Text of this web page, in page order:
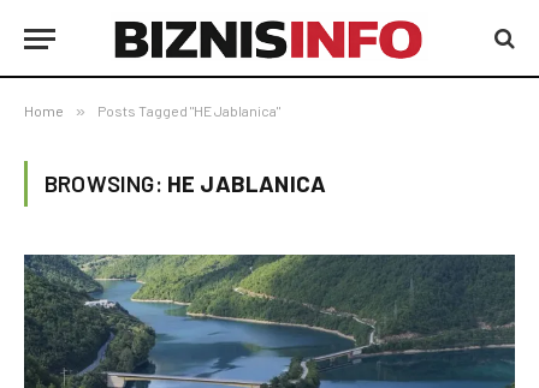
Home » Posts Tagged "HE Jablanica"
BROWSING: HE JABLANICA